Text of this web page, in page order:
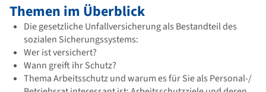
Themen im Überblick
Die gesetzliche Unfallversicherung als Bestandteil des
sozialen Sicherungssystems:
Wer ist versichert?
Wann greift ihr Schutz?
Thema Arbeitsschutz und warum es für Sie als Personal-/